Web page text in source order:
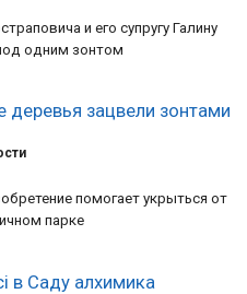
и его супругу Галину
одним зонтом
деревья зацвели зонтами
помогает укрыться от
парке
в Саду алхимика